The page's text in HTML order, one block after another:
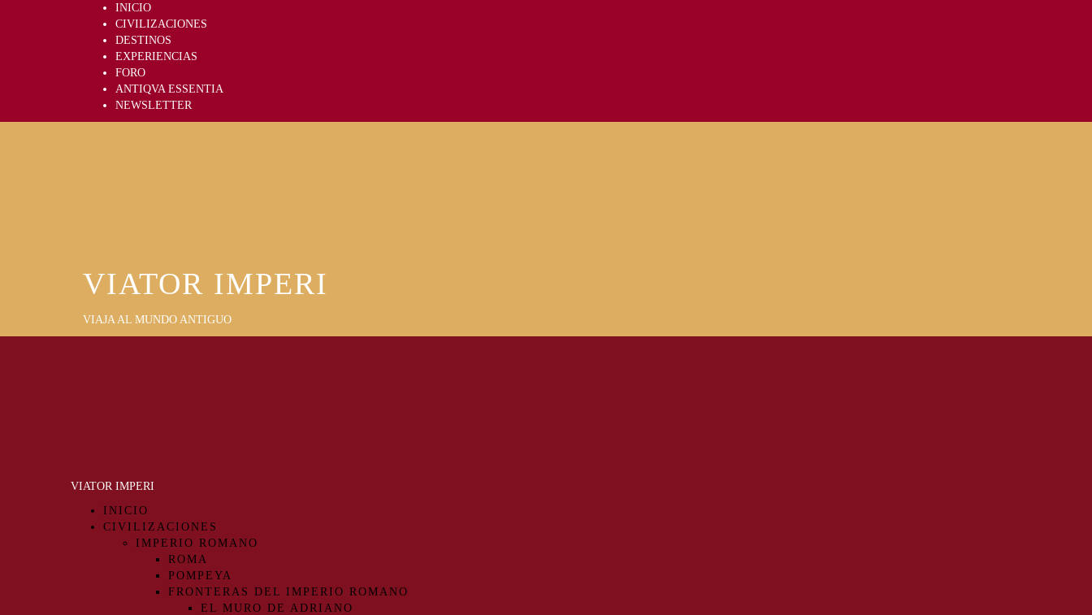
INICIO
CIVILIZACIONES
DESTINOS
EXPERIENCIAS
FORO
ANTIQVA ESSENTIA
NEWSLETTER
VIATOR IMPERI
VIAJA AL MUNDO ANTIGUO
VIATOR IMPERI
INICIO
CIVILIZACIONES
IMPERIO ROMANO
ROMA
POMPEYA
FRONTERAS DEL IMPERIO ROMANO
EL MURO DE ADRIANO